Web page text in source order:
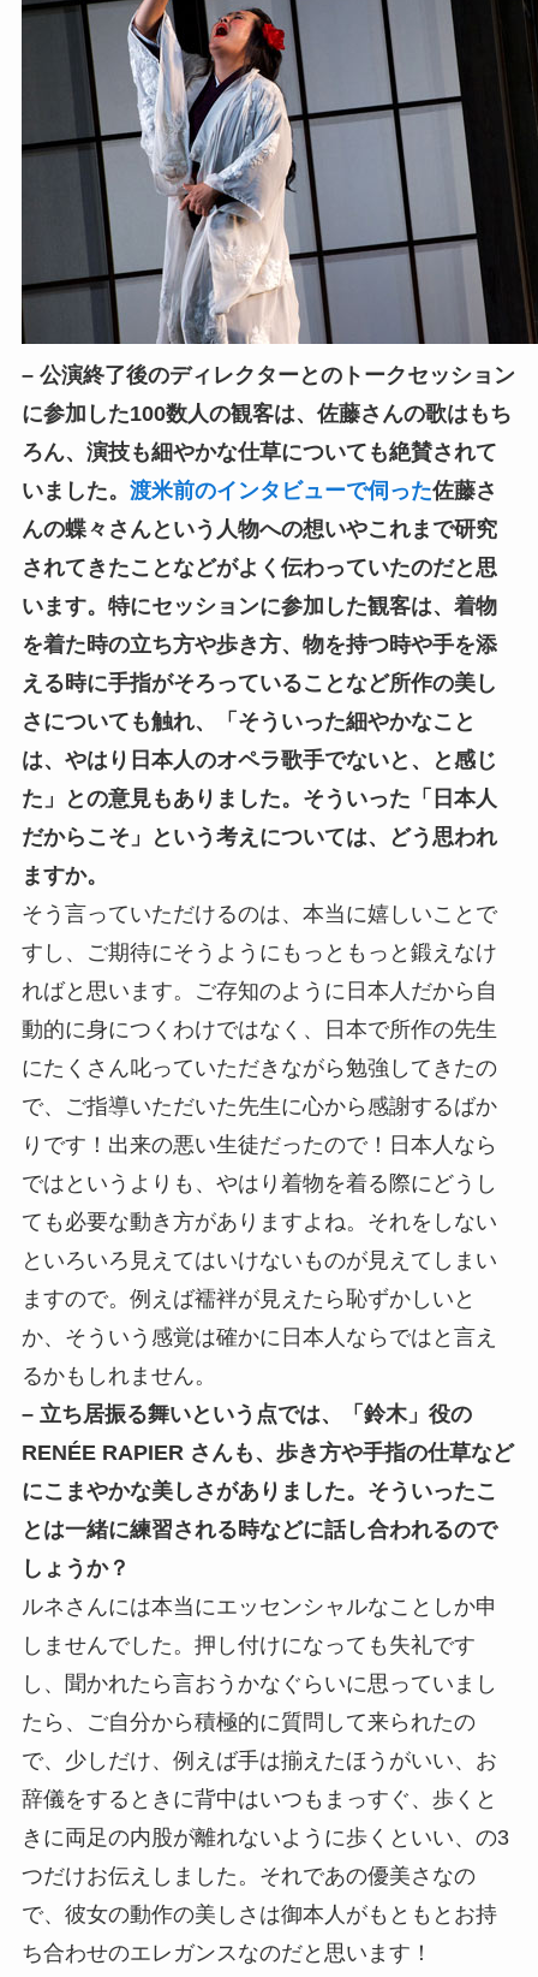
– 公演終了後のディレクターとのトークセッション
に参加した100数人の観客は、佐藤さんの歌はもち
ろん、演技も細やかな仕草についても絶賛されて
いました。 渡米前のインタビューで伺った佐藤さ
んの蝶々さんという人物への想いやこれまで研究
されてきたことなどがよく伝わっていたのだと思
います。特にセッションに参加した観客は、着物
を着た時の立ち方や歩き方、物を持つ時や手を添
える時に手指がそろっていることなど所作の美し
さについても触れ、「そういった細やかなこと
は、やはり日本人のオペラ歌手でないと、と感じ
た」との意見もありました。そういった「日本人
だからこそ」という考えについては、どう思われ
ますか。
そう言っていただけるのは、本当に嬉しいことで
すし、ご期待にそうようにもっともっと鍛えなけ
ればと思います。ご存知のように日本人だから自
動的に身につくわけではなく、日本で所作の先生
にたくさん叱っていただきながら勉強してきたの
で、ご指導いただいた先生に心から感謝するばか
りです！出来の悪い生徒だったので！日本人なら
ではというよりも、やはり着物を着る際にどうし
ても必要な動き方がありますよね。それをしない
といろいろ見えてはいけないものが見えてしまい
ますので。例えば襦袢が見えたら恥ずかしいと
か、そういう感覚は確かに日本人ならではと言え
るかもしれません。
– 立ち居振る舞いという点では、「鈴木」役の
RENÉE RAPIER さんも、歩き方や手指の仕草など
にこまやかな美しさがありました。そういったこ
とは一緒に練習される時などに話し合われるので
しょうか？
ルネさんには本当にエッセンシャルなことしか申
しませんでした。押し付けになっても失礼です
し、聞かれたら言おうかなぐらいに思っていまし
たら、ご自分から積極的に質問して来られたの
で、少しだけ、例えば手は揃えたほうがいい、お
辞儀をするときに背中はいつもまっすぐ、歩くと
きに両足の内股が離れないように歩くといい、の3
つだけお伝えしました。それであの優美さなの
で、彼女の動作の美しさは御本人がもともとお持
ち合わせのエレガンスなのだと思います！